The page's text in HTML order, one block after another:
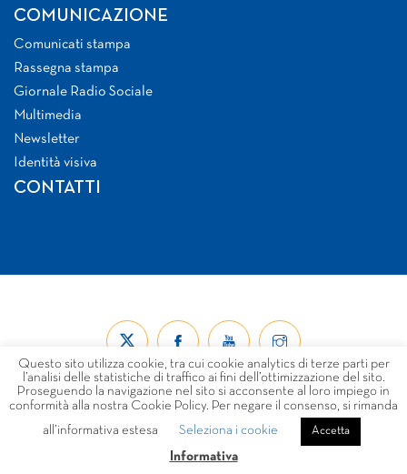
COMUNICAZIONE
Comunicati stampa
Rassegna stampa
Giornale Radio Sociale
Multimedia
Newsletter
Identità visiva
CONTATTI
© Forum Nazionale del Terzo Settore ETS 2026
COOKIE POLICY DISCLAIMER
Questo sito utilizza cookie, tra cui cookie analytics di terze parti per
l’analisi delle statistiche di traffico ai fini dell’ottimizzazione del sito.
Proseguendo la navigazione nel sito si acconsente al loro impiego in
conformità alla nostra Cookie Policy. Per negare il consenso, si rimanda
all’informativa estesa
Seleziona i cookie Accetta
Informativa